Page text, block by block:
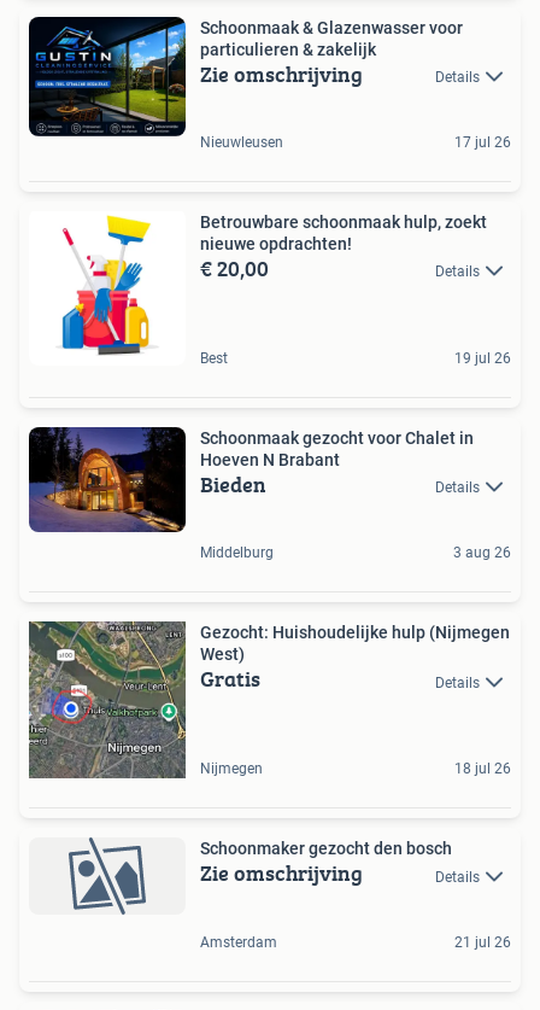
Schoonmaak & Glazenwasser voor
particulieren & zakelijk
Zie omschrijving Details
Nieuwleusen 17 jul 26
Betrouwbare schoonmaak hulp, zoekt
nieuwe opdrachten!
€ 20,00 Details
Best 19 jul 26
Schoonmaak gezocht voor Chalet in
Hoeven N Brabant
Bieden Details
Middelburg 3 aug 26
Gezocht: Huishoudelijke hulp (Nijmegen
West)
Gratis Details
Nijmegen 18 jul 26
Schoonmaker gezocht den bosch
Zie omschrijving Details
Amsterdam 21 jul 26